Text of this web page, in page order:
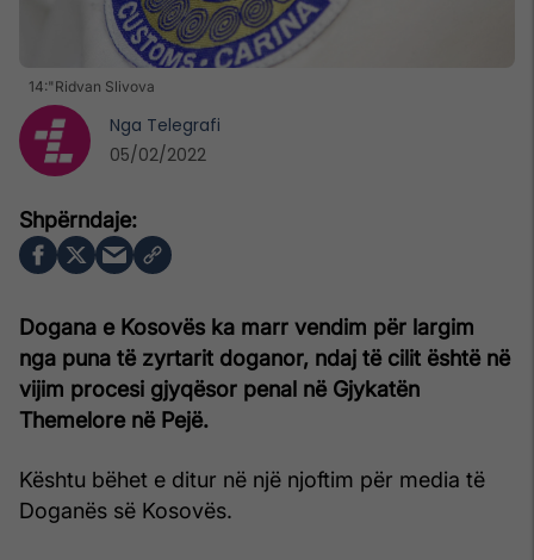
14:"Ridvan Slivova
Dogana e Kosovës ka marr vendim për largim
nga puna të zyrtarit doganor, ndaj të cilit është në
vijim procesi gjyqësor penal në Gjykatën
Themelore në Pejë.
Kështu bëhet e ditur në një njoftim për media të
Doganës së Kosovës.
Nga Telegrafi
05/02/2022